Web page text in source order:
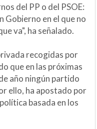
del PP o del PSOE:
Gobierno en el que no
va", ha señalado.
recogidas por
que en las próximas
año ningún partido
ello, ha apostado por
basada en los